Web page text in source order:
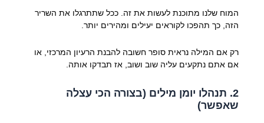
המוח שלנו מתוכנת לעשות את זה. ככל שתתרגלו את השריר
הזה, כך תהפכו לקוראים יעילים ומהירים יותר.
רק אם המילה נראית סופר חשובה להבנת הרעיון המרכזי, או
אם אתם נתקעים עליה שוב ושוב, אז תבדקו אותה.
2. תנהלו יומן מילים (בצורה הכי עצלה
שאפשר)